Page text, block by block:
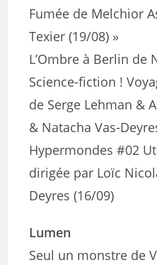
Fumée de Melchior
Texier (19/08) »
L’Ombre à Berlin de
Science-fiction !
de Serge Lehman &
& Natacha Vas-
Hypermondes #02
dirigée par Loïc
Deyres (16/09)
Lumen
Seul un monstre de